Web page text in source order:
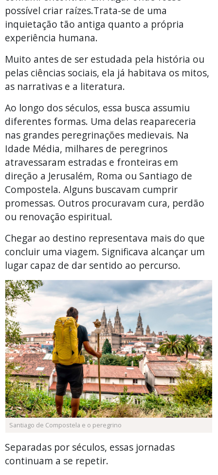
possível criar raízes.Trata-se de uma
inquietação tão antiga quanto a própria
experiência humana.
Muito antes de ser estudada pela história ou
pelas ciências sociais, ela já habitava os mitos,
as narrativas e a literatura.
Ao longo dos séculos, essa busca assumiu
diferentes formas. Uma delas reapareceria
nas grandes peregrinações medievais. Na
Idade Média, milhares de peregrinos
atravessaram estradas e fronteiras em
direção a Jerusalém, Roma ou Santiago de
Compostela. Alguns buscavam cumprir
promessas. Outros procuravam cura, perdão
ou renovação espiritual.
Chegar ao destino representava mais do que
concluir uma viagem. Significava alcançar um
lugar capaz de dar sentido ao percurso.
Santiago de Compostela e o peregrino
Separadas por séculos, essas jornadas
continuam a se repetir.